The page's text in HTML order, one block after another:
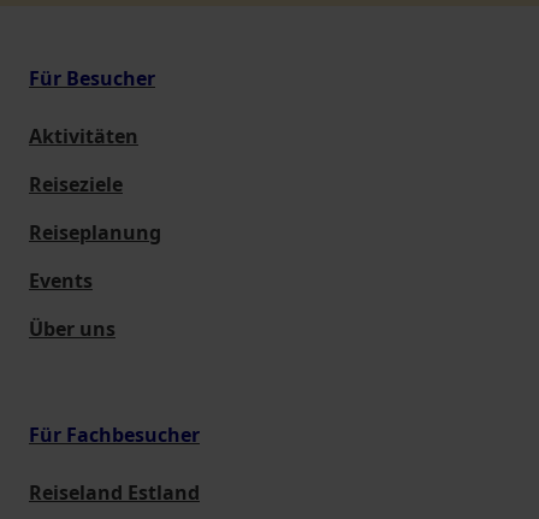
Für Besucher
Aktivitäten
Reiseziele
Reiseplanung
Events
Über uns
Für Fachbesucher
Reiseland Estland